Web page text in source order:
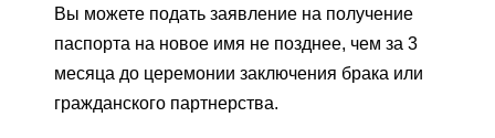
Вы можете подать заявление на получение
паспорта на новое имя не позднее, чем за 3
месяца до церемонии заключения брака или
гражданского партнерства.